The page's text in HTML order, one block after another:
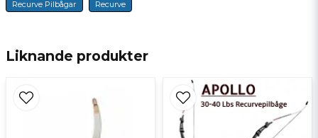
Ja, ni får publicera min fråga
Liknande produkter
Recurve Pilbågar Recurve